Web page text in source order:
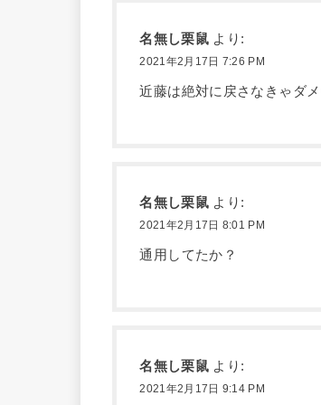
名無し栗鼠 より:
2021年2月17日 7:26 PM
近藤は絶対に戻さなきゃダメ
名無し栗鼠 より:
2021年2月17日 8:01 PM
通用してたか？
名無し栗鼠 より:
2021年2月17日 9:14 PM